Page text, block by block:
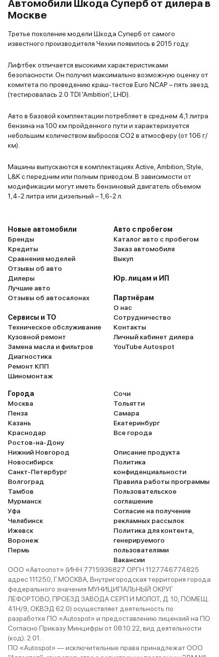
шесть подушек безопасности –
фронтальные, шторки и боковые.
составляет примерно 5-6 литров
Очень хорошая шумоизоляция,
роботизированная коробка
передач работает плавно и мягко.
Передний привод тоже не
весьма маневренная, с хорошей
динамикой. Я доволен, это то, что
мне было нужно.
захотите.
очень
Автомобили Шкода Суперб от дилера в
Москве
Третье поколение модели Шкода Суперб от самого
известного производителя Чехии появилось в 2015 году.
Лифтбек отличается высокими характеристиками
безопасности. Он получил максимально возможную оценку от
комитета по проведению краш-тестов Euro NCAP – пять звезд
(тестировалась 2.0 TDI 'Ambition', LHD).
Авто в базовой комплектации потребляет в среднем 4,1 литра
бензина на 100 км пройденного пути и характеризуется
небольшим количеством выбросов CO2 в атмосферу (от 106 г/
км).
Машины выпускаются в комплектациях Active, Ambition, Style,
L&K с передним или полным приводом. В зависимости от
модификации могут иметь бензиновый двигатель объемом
1,4-2 литра или дизельный – 1,6-2 л.
Новые автомобили
Бренды
Кредиты
Сравнения моделей
Отзывы об авто
Дилеры
Лучшие авто
Отзывы об автосалонах
Сервисы и ТО
Техническое обслуживание
Кузовной ремонт
Замена масла и фильтров
Диагностика
Ремонт КПП
Шиномонтаж
Авто с пробегом
Каталог авто с пробегом
Заказ автомобиля
Выкуп
Юр. лицам и ИП
Партнёрам
О нас
Сотрудничество
Контакты
Личный кабинет дилера
YouTube Autospot
Города
Москва
Пенза
Казань
Краснодар
Ростов-на-Дону
Нижний Новгород
Новосибирск
Санкт-Петербург
Волгоград
Тамбов
Мурманск
Уфа
Челябинск
Ижевск
Воронеж
Пермь
Сочи
Тольятти
Самара
Екатеринбург
Все города
Описание продукта
Политика
конфиденциальности
Правила работы программы
Пользовательское
соглашение
Согласие на получение
рекламных рассылок
Политика для контента,
генерируемого
пользователями
Вакансии
ООО «Автоспот» (ИНН 7715936827 ОРГН 1127746774825
адрес 111250, Г.МОСКВА, Внутригородская территория города
федерального значения МУНИЦИПАЛЬНЫЙ ОКРУГ
ЛЕФОРТОВО, ПРОЕЗД ЗАВОДА СЕРП И МОЛОТ, Д. 10, ПОМЕЩ.
41Н/9, ОКВЭД 62.0) осуществляет деятельность по
разработке ПО «Autospot» и предоставлению лицензий на ПО.
Согласно Приказу Минцифры от 08.10.22, вид деятельности
(код): 2.01.
ПО «Autospot» — исключительные права принадлежат ООО